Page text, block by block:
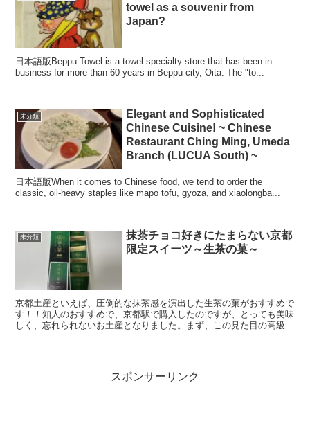
towel as a souvenir from
Japan?
日本語版Beppu Towel is a towel specialty store that has been in
business for more than 60 years in Beppu city, Oita. The "to...
未分類
Elegant and Sophisticated
Chinese Cuisine! ~ Chinese
Restaurant Ching Ming, Umeda
Branch (LUCUA South) ~
日本語版When it comes to Chinese food, we tend to order the
classic, oil-heavy staples like mapo tofu, gyoza, and xiaolongba...
未分類
抹茶チョコ好きにたまらない京都
限定スイーツ～生茶の菓～
京都土産といえば、圧倒的な抹茶感を演出した生茶の菓がおすすめで
す！！知人のおすすめで、京都駅で購入したのですが、とっても美味
しく、忘れられないお土産となりました。まず、この見た目の高級感
スポンサーリンク